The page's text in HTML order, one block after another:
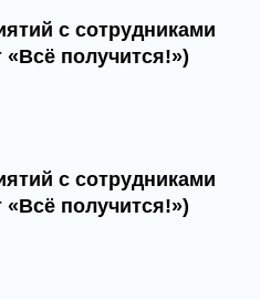
с сотрудниками
«Всё получится!»)
с сотрудниками
«Всё получится!»)